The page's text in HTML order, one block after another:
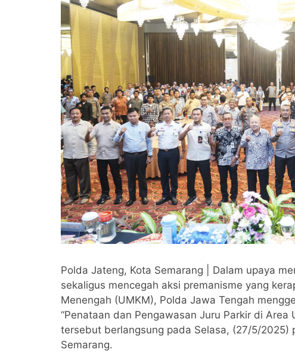
Polda Jateng, Kota Semarang | Dalam upaya
sekaligus mencegah aksi premanisme yang
Menengah (UMKM), Polda Jawa Tengah
“Penataan dan Pengawasan Juru Parkir di Area
tersebut berlangsung pada Selasa, (27/5/2025)
Semarang.